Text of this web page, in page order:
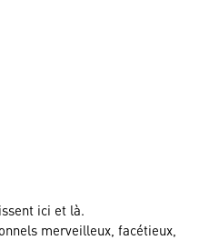
ici et là.
merveilleux, facétieux,